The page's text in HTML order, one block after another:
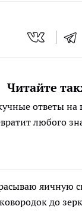
Читайте
ответы на
любого
яичную
до